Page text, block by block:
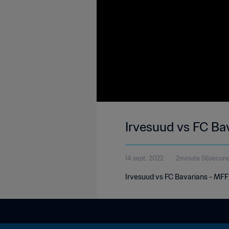
Irvesuud vs FC
14 sept. 2022 2minute
Irvesuud vs FC Bavarians -